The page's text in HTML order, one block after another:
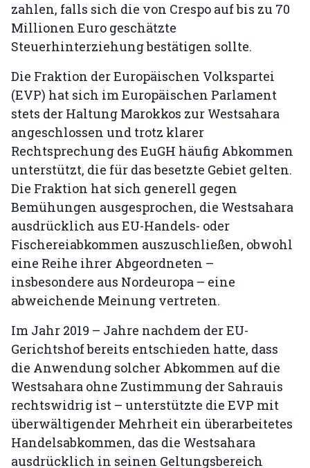
zahlen, falls sich die von Crespo auf bis zu 70
Millionen Euro geschätzte
Steuerhinterziehung bestätigen sollte.
Die Fraktion der Europäischen Volkspartei
(EVP) hat sich im Europäischen Parlament
stets der Haltung Marokkos zur Westsahara
angeschlossen und trotz klarer
Rechtsprechung des EuGH häufig Abkommen
unterstützt, die für das besetzte Gebiet gelten.
Die Fraktion hat sich generell gegen
Bemühungen ausgesprochen, die Westsahara
ausdrücklich aus EU-Handels- oder
Fischereiabkommen auszuschließen, obwohl
eine Reihe ihrer Abgeordneten –
insbesondere aus Nordeuropa – eine
abweichende Meinung vertreten.
Im Jahr 2019 – Jahre nachdem der EU-
Gerichtshof bereits entschieden hatte, dass
die Anwendung solcher Abkommen auf die
Westsahara ohne Zustimmung der Sahrauis
rechtswidrig ist – unterstützte die EVP mit
überwältigender Mehrheit ein überarbeitetes
Handelsabkommen, das die Westsahara
ausdrücklich in seinen Geltungsbereich